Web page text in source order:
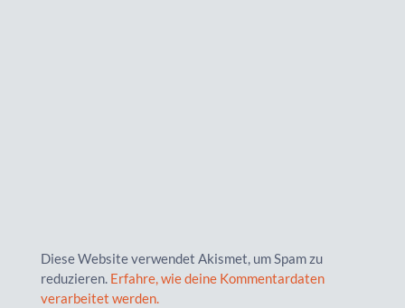
Diese Website verwendet Akismet, um Spam zu
reduzieren. Erfahre, wie deine Kommentardaten
verarbeitet werden.